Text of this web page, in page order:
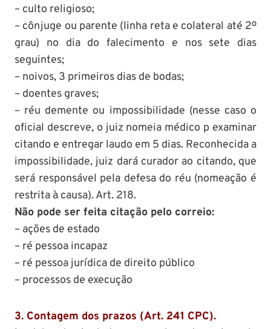
– culto religioso;
– cônjuge ou parente (linha reta e colateral até 2º
grau) no dia do falecimento e nos sete dias
seguintes;
– noivos, 3 primeiros dias de bodas;
– doentes graves;
– réu demente ou impossibilidade (nesse caso o
oficial descreve, o juiz nomeia médico p examinar
citando e entregar laudo em 5 dias. Reconhecida a
impossibilidade, juiz dará curador ao citando, que
será responsável pela defesa do réu (nomeação é
restrita à causa). Art. 218.
Não pode ser feita citação pelo correio:
– ações de estado
– ré pessoa incapaz
– ré pessoa jurídica de direito público
– processos de execução
3. Contagem dos prazos (Art. 241 CPC).